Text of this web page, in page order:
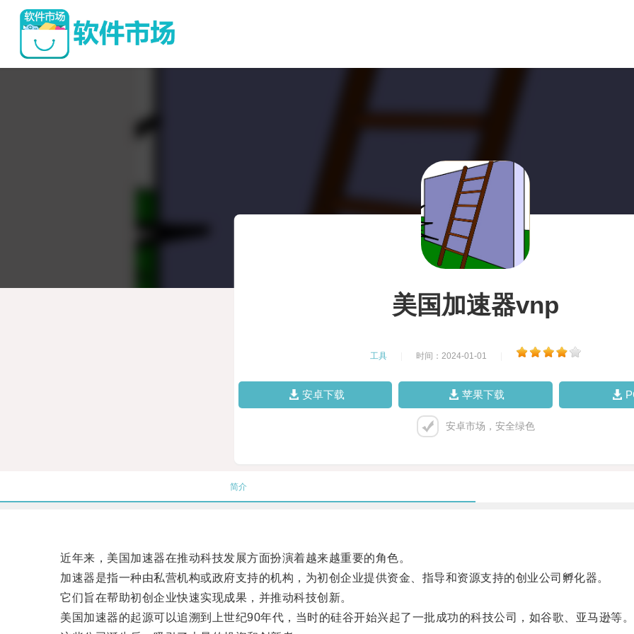
美国加速器vnp
工具 时间：2024-01-01
安卓下载 苹果下载
安卓市场，安全绿色
简介
近年来，美国加速器在推动科技发展方面扮演着越来越重要的角色。
加速器是指一种由私营机构或政府支持的机构，为初创企业提供资金、指导和资源支持的创业公司孵化器。
它们旨在帮助初创企业快速实现成果，并推动科技创新。
美国加速器的起源可以追溯到上世纪90年代，当时的硅谷开始兴起了一批成功的科技公司，如谷歌、亚马逊等。